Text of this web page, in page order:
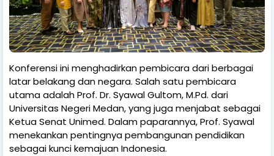
Konferensi ini menghadirkan pembicara dari berbagai
latar belakang dan negara. Salah satu pembicara
utama adalah Prof. Dr. Syawal Gultom, M.Pd. dari
Universitas Negeri Medan, yang juga menjabat sebagai
Ketua Senat Unimed. Dalam paparannya, Prof. Syawal
menekankan pentingnya pembangunan pendidikan
sebagai kunci kemajuan Indonesia.